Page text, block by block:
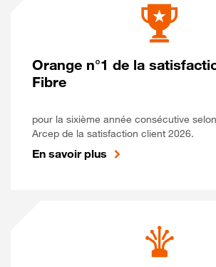
Orange n°1 de la
Fibre
pour la sixième année consécutive
Arcep de la satisfaction client 2026.
En savoir plus